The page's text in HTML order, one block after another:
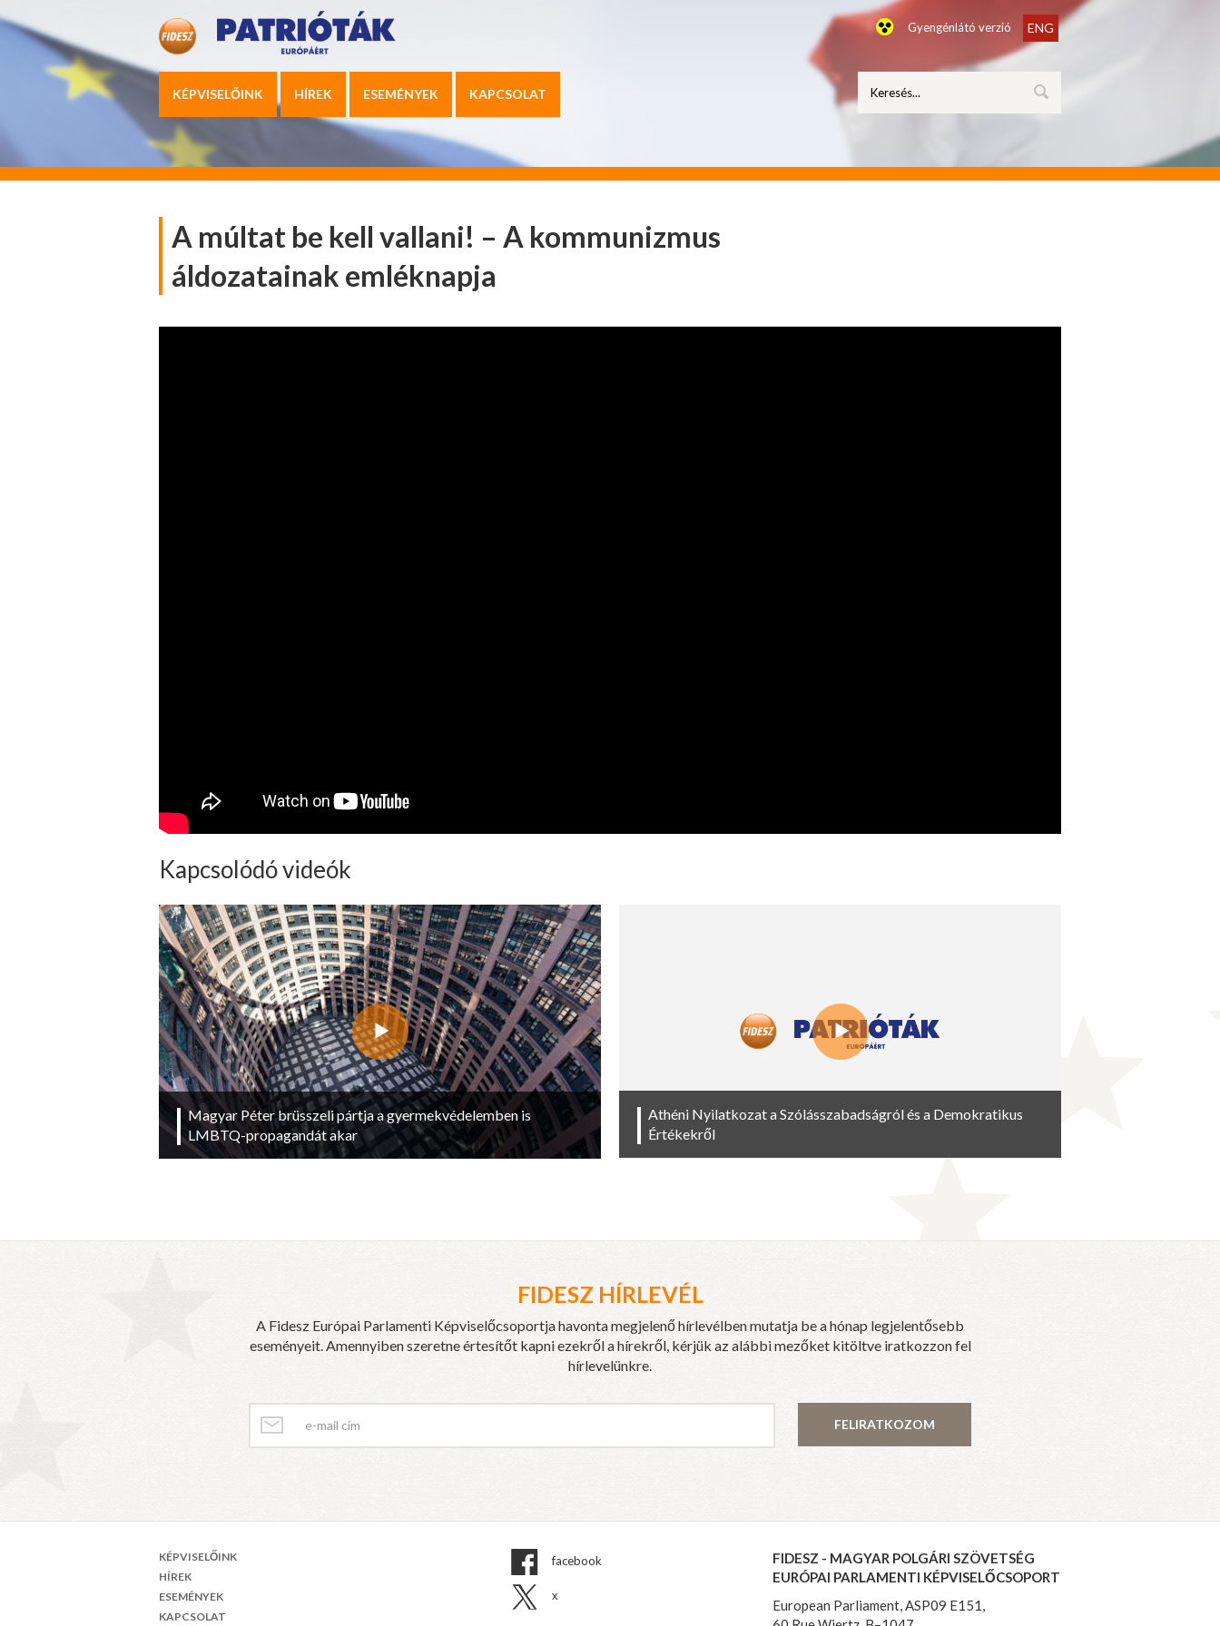
Gyengénlátó verzió ENG
KÉPVISELŐINK HÍREK ESEMÉNYEK KAPCSOLAT
A múltat be kell vallani! – A kommunizmus
áldozatainak emléknapja
Kapcsolódó videók
Magyar Péter brüsszeli pártja a gyermekvédelemben is
LMBTQ-propagandát akar
Athéni Nyilatkozat a Szólásszabadságról és a Demokratikus
Értékekről
FIDESZ HÍRLEVÉL
A Fidesz Európai Parlamenti Képviselőcsoportja havonta megjelenő hírlevélben mutatja be a hónap legjelentősebb
eseményeit. Amennyiben szeretne értesítőt kapni ezekről a hírekről, kérjük az alábbi mezőket kitöltve iratkozzon fel
hírlevelünkre.
FELIRATKOZOM
KÉPVISELŐINK
HÍREK
ESEMÉNYEK
KAPCSOLAT
facebook
x
FIDESZ - MAGYAR POLGÁRI SZÖVETSÉG
EURÓPAI PARLAMENTI KÉPVISELŐCSOPORT
European Parliament, ASP09 E151,